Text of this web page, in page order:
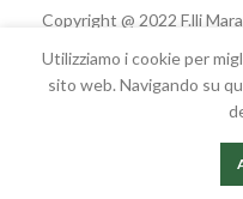
Copyright @ 2022 F.lli
Utilizziamo i cookie per
sito web. Navigando su